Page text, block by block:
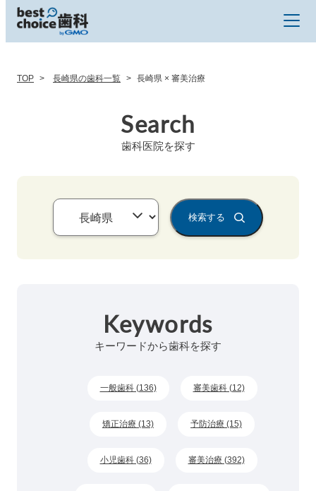
TOP 長崎県の歯科一覧 長崎県 × 審美治療
Search
歯科医院を探す
検索する
Keywords
キーワードから歯科を探す
一般歯科 (136) 審美歯科 (12)
矯正治療 (13) 予防治療 (15)
小児歯科 (36) 審美治療 (392)